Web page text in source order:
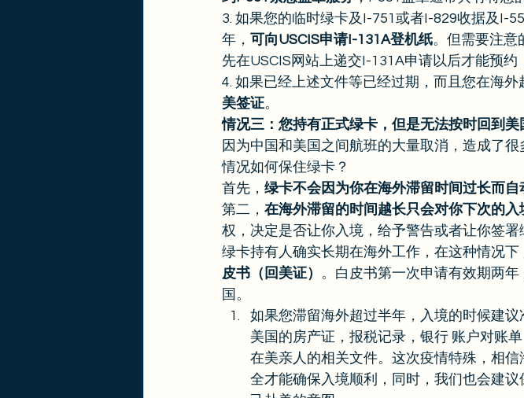
3. 如果您的临时绿卡及I-751或者I-829收据及I-
年， 可向USCIS申请I-131A登机纸。但需要注意
先在USCIS网站上递交I-131A申请以后才能预
4. 如果已经上述文件等已经过期，而且您在海
美签证。
情况三：您持有正式绿卡，但是无法按时回到美
因为中国和美国之间航班的大量取消，造成了
情况如何保住绿卡？
首先， 绿卡不会因为你在海外滞留时间过长而自
第二， 在海外滞留的时间越长只会对你下次的入
权，决定是否让你入境，给予警告或者让你签
绿卡持有人确实长期在海外工作，在这种情况下
皮书（回美证） 。白皮书第一次申请有效期两
国。
如果您滞留海外超过半年，入境的时候建
美国的房产证，报税记录，银行 账户对账
在美亲人的相关文件。这次疫情特殊，相
全才能确保入境顺利，同时，我们也会建